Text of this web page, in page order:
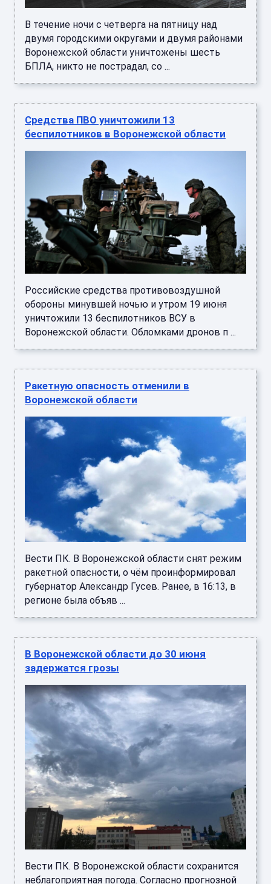
В течение ночи с четверга на пятницу над
двумя городскими округами и двумя районами
Воронежской области уничтожены шесть
БПЛА, никто не пострадал, со ...
Средства ПВО уничтожили 13
беспилотников в Воронежской области
Российские средства противовоздушной
обороны минувшей ночью и утром 19 июня
уничтожили 13 беспилотников ВСУ в
Воронежской области. Обломками дронов п ...
Ракетную опасность отменили в
Воронежской области
Вести ПК. В Воронежской области снят режим
ракетной опасности, о чём проинформировал
губернатор Александр Гусев. Ранее, в 16:13, в
регионе была объяв ...
В Воронежской области до 30 июня
задержатся грозы
Вести ПК. В Воронежской области сохранится
неблагоприятная погода. Согласно прогнозной